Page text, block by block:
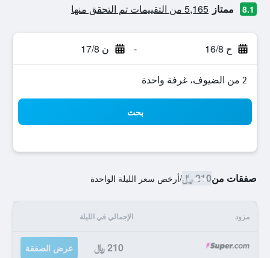
8.1 ممتاز 5,165 من التقييمات تم التحقق منها
ح 16/8 - ن 17/8
2 من الضيوف، غرفة واحدة
بحث
صفقات من210 ﷼ /أرخص سعر الليلة الواحدة
مزود الإجمالي في الليلة
210 ﷼ عرض الصفقة